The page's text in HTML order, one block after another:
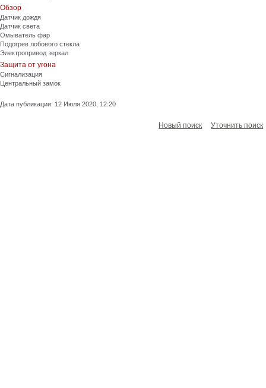
Обзор
Датчик дождя
Датчик света
Омыватель фар
Подогрев лобового стекла
Электропривод зеркал
Защита от угона
Сигнализация
Центральный замок
Дата публикации: 12 Июля 2020, 12:20
Новый поиск Уточнить поиск